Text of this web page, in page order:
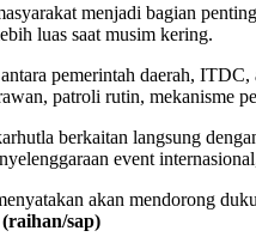
menjadi bagian
luas saat musim kering.
pemerintah daerah, ITDC,
patroli rutin, mekanisme
berkaitan langsung
event
akan mendorong
(raihan/sap)